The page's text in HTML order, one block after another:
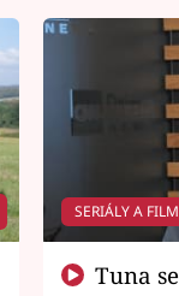
SERIÁLY A